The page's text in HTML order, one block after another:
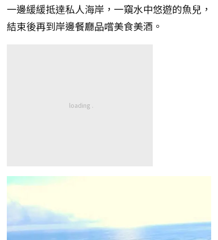
一邊緩緩抵達私人海岸，一窺水中悠遊的魚兒，
結束後再到岸邊餐廳品嚐美食美酒。